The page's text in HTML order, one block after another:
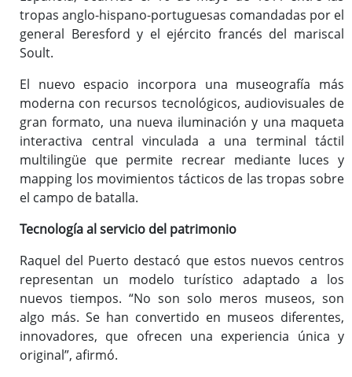
tropas anglo-hispano-portuguesas comandadas por el
general Beresford y el ejército francés del mariscal
Soult.
El nuevo espacio incorpora una museografía más
moderna con recursos tecnológicos, audiovisuales de
gran formato, una nueva iluminación y una maqueta
interactiva central vinculada a una terminal táctil
multilingüe que permite recrear mediante luces y
mapping los movimientos tácticos de las tropas sobre
el campo de batalla.
Tecnología al servicio del patrimonio
Raquel del Puerto destacó que estos nuevos centros
representan un modelo turístico adaptado a los
nuevos tiempos. “No son solo meros museos, son
algo más. Se han convertido en museos diferentes,
innovadores, que ofrecen una experiencia única y
original”, afirmó.